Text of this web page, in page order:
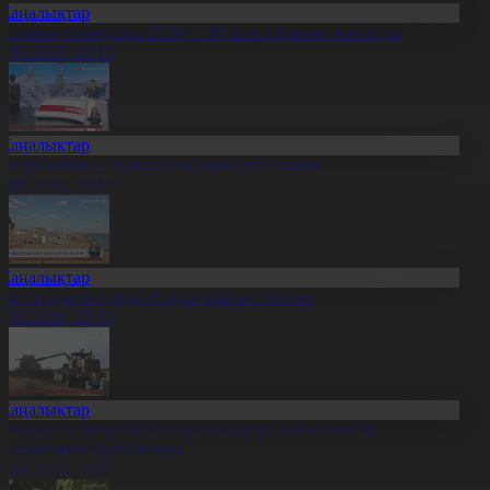
ойындары-2026»: 180 млн қаралым жиналды
20:15
– ақ жартасқа қашалған тарих
20:14
тұзды көлдерде 6 адам қайтыс болған
20:13
солтүстіктегі тұрғындарды облыстың 90
құттықтады
20:11